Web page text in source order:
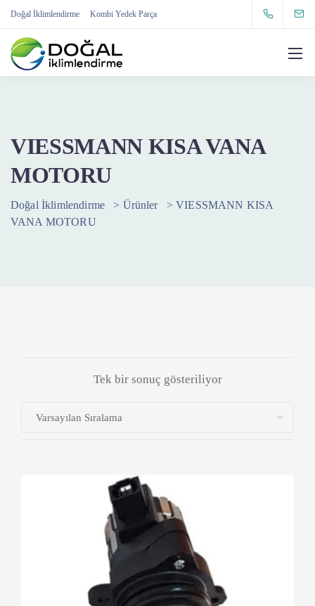
Doğal İklimlendirme Kombi Yedek Parça
VIESSMANN KISA VANA
MOTORU
Doğal İklimlendirme > Ürünler >VIESSMANN KISA
VANA MOTORU
Tek bir sonuç gösteriliyor